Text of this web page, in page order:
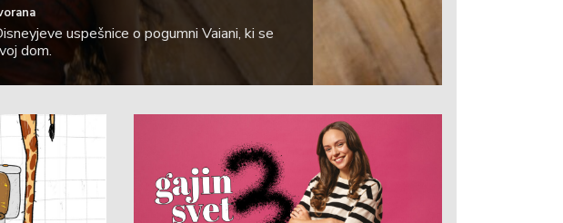
uspešnice o pogumni Vaiani, ki se
dom.